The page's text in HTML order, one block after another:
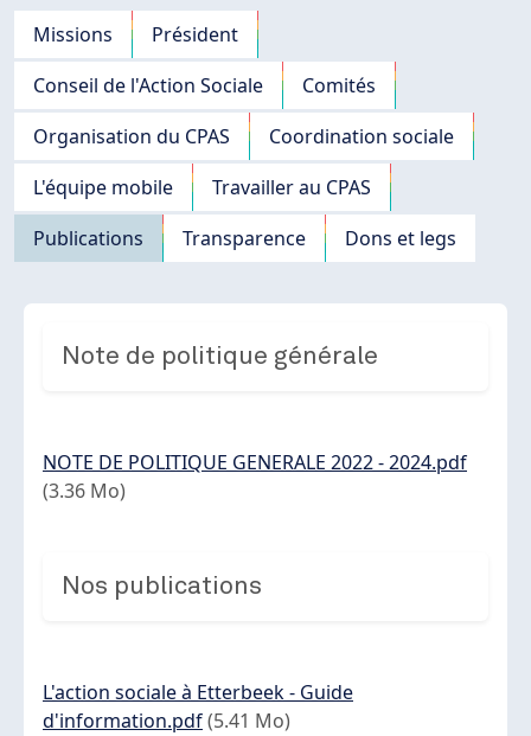
Navigation principale
Missions
Président
Conseil de l'Action Sociale
Comités
Organisation du CPAS
Coordination sociale
L'équipe mobile
Travailler au CPAS
Publications
Transparence Dons et legs
Note de politique générale
Document
NOTE DE POLITIQUE GENERALE 2022 - 2024.pdf
(3.36 Mo)
Nos publications
Document
L'action sociale à Etterbeek - Guide
d'information.pdf(5.41 Mo)